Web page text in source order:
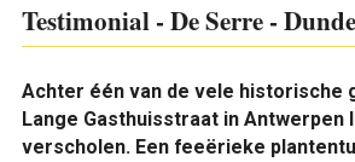
Testimonial - De Serre -
Achter één van de vele historische
Lange Gasthuisstraat in Antwerpen
verscholen. Een feeërieke